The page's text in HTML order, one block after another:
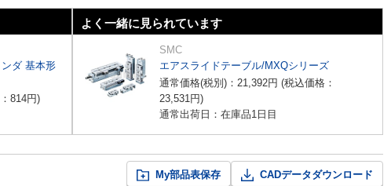
ダ 基本形
814円)
よく一緒に見られています
SMC
エアスライドテーブル/MXQシリーズ
通常価格(税別)： 21,392円 (税込価格：
23,531円)
通常出荷日：在庫品1日目
My部品表保存 CADデータダウンロード